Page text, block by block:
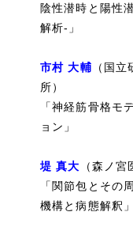
陰性潜時と陽性
解析-」
市村 大輔 （国
所）
「神経筋骨格モ
ョン」
堤 真大 （森ノ宮
「関節包とその
機構と病態解釈」